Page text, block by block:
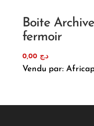
Boite
fermoir
د.ج 0,00
Vendu par: